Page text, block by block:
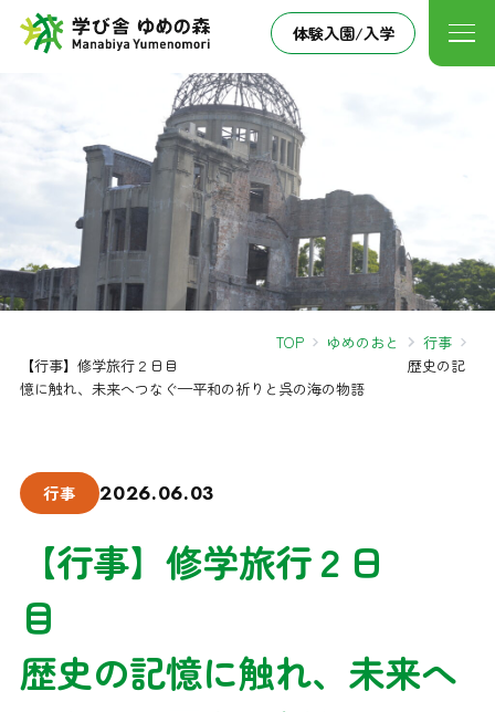
体験入園/入学
TOP ゆめのおと
行事
【行事】修学旅行２日目 歴史の記
憶に触れ、未来へつなぐ—平和の祈りと呉の海の物語
行事 2026.06.03
【行事】修学旅行２日
歴史の記憶に触れ、未来へ